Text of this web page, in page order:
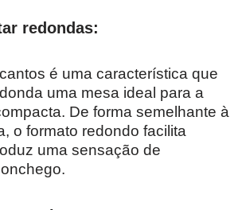
redondas:
é uma característica que
uma mesa ideal para a
De forma semelhante à
o formato redondo facilita
uma sensação de